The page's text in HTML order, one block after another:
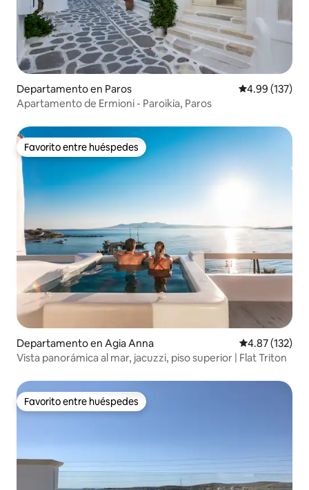
Departamento en Paros Calificación
4.99 (137)
Apartamento de Ermioni - Paroikia, Paros
Favorito entre huéspedes
Favorito entre huéspedes
Departamento en Agia Anna Calificación
4.87 (132)
Vista panorámica al mar, jacuzzi, piso superior | Flat Triton
Favorito entre huéspedes
Favorito entre huéspedes